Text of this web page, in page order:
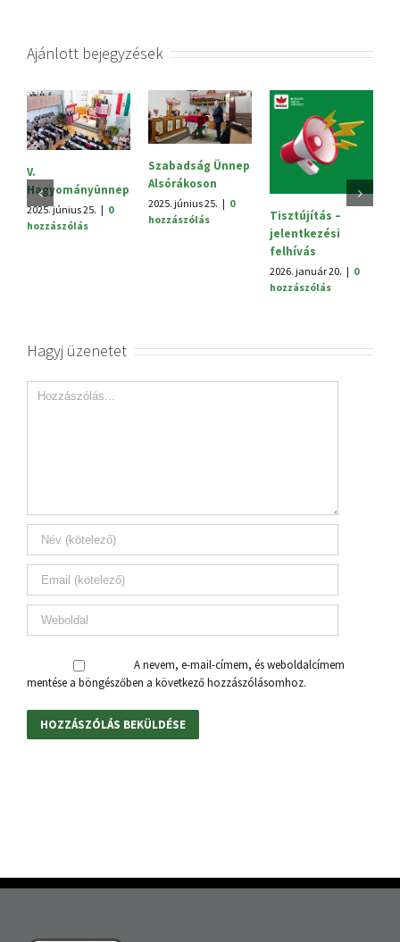
Ajánlott bejegyzések
V.
Hagyományünnep
2025. június 25. | 0
hozzászólás
Szabadság Ünnep
Alsórákoson
2025. június 25. | 0
hozzászólás
Tisztújítás –
jelentkezési
felhívás
2026. január 20. | 0
hozzászólás
Hagyj üzenetet
A nevem, e-mail-címem, és weboldalcímem
mentése a böngészőben a következő hozzászólásomhoz.